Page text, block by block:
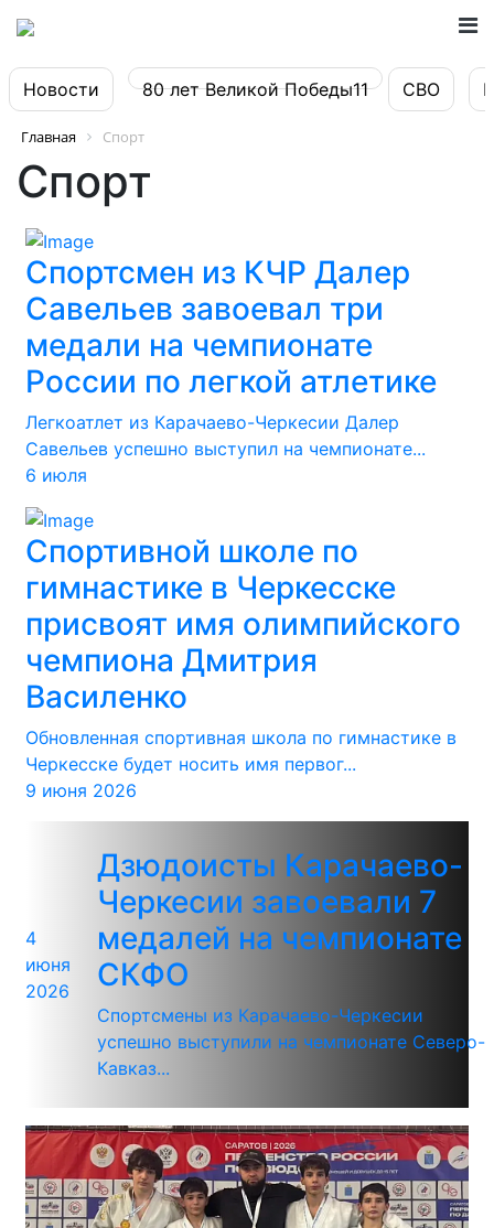
Новости 80 лет Великой Победы11 СВО
Главная Спорт
Спорт
Спортсмен из КЧР Далер
Савельев завоевал три
медали на чемпионате
России по легкой атлетике
Легкоатлет из Карачаево-Черкесии Далер
Савельев успешно выступил на чемпионате...
6 июля
Спортивной школе по
гимнастике в Черкесске
присвоят имя олимпийского
чемпиона Дмитрия
Василенко
Обновленная спортивная школа по гимнастике в
Черкесске будет носить имя первог...
9 июня 2026
4
июня
2026
Дзюдоисты Карачаево-
Черкесии завоевали 7
медалей на чемпионате
СКФО
Спортсмены из Карачаево-Черкесии
успешно выступили на чемпионате Северо-
Кавказ...